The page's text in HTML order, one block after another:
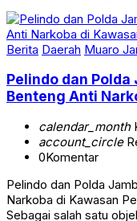
Berita Daerah Muaro
Pelindo dan
Benteng Anti
calendar_month
account_circle
0Komentar
Pelindo dan Polda
Narkoba di Kawasan
Sebagai salah satu